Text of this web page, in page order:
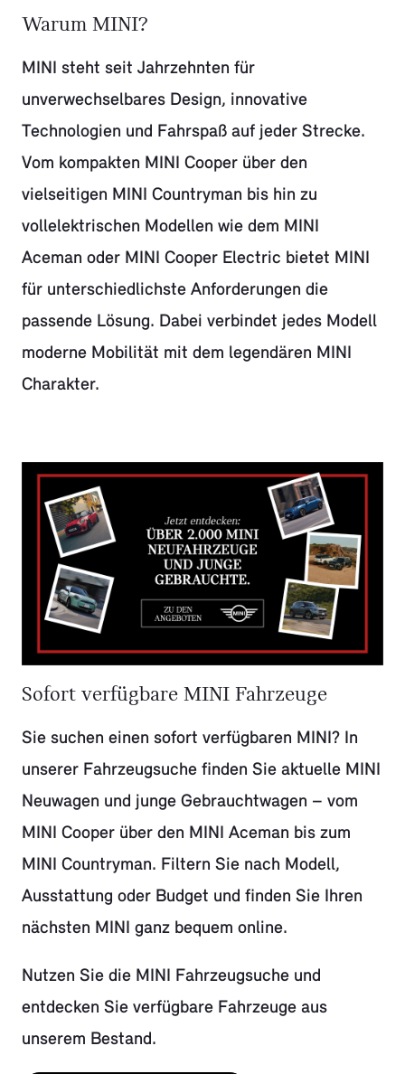
Warum MINI?
MINI steht seit Jahrzehnten für
unverwechselbares Design, innovative
Technologien und Fahrspaß auf jeder Strecke.
Vom kompakten MINI Cooper über den
vielseitigen MINI Countryman bis hin zu
vollelektrischen Modellen wie dem MINI
Aceman oder MINI Cooper Electric bietet MINI
für unterschiedlichste Anforderungen die
passende Lösung. Dabei verbindet jedes Modell
moderne Mobilität mit dem legendären MINI
Charakter.
Sofort verfügbare MINI Fahrzeuge
Sie suchen einen sofort verfügbaren MINI? In
unserer Fahrzeugsuche finden Sie aktuelle MINI
Neuwagen und junge Gebrauchtwagen – vom
MINI Cooper über den MINI Aceman bis zum
MINI Countryman. Filtern Sie nach Modell,
Ausstattung oder Budget und finden Sie Ihren
nächsten MINI ganz bequem online.
Nutzen Sie die MINI Fahrzeugsuche und
entdecken Sie verfügbare Fahrzeuge aus
unserem Bestand.